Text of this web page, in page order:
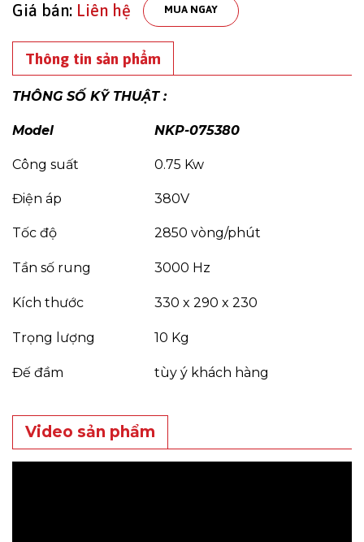
Giá bán: Liên hệ MUA NGAY
Thông tin sản phẩm
THÔNG SỐ KỸ THUẬT :
Model NKP-075380
Công suất 0.75 Kw
Điện áp 380V
Tốc độ 2850 vòng/phút
Tần số rung 3000 Hz
Kích thước 330 x 290 x 230
Trọng lượng 10 Kg
Đế đầm tùy ý khách hàng
Video sản phẩm